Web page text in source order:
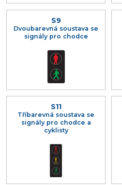
S9
Dvoubarevná soustava se
signály pro chodce
S11
Tříbarevná soustava se
signály pro chodce a
cyklisty